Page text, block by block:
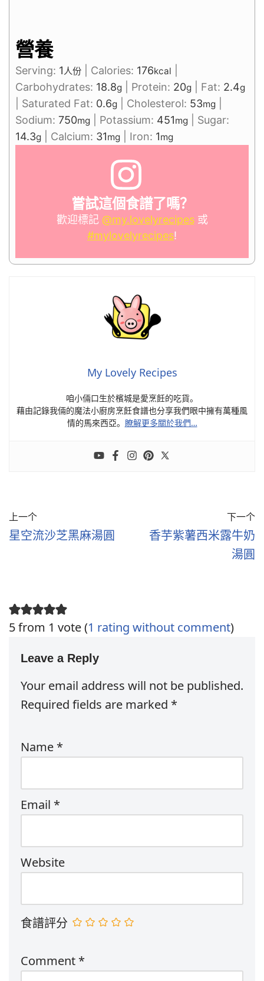
營養
Serving: 1 人份 Calories: 176kcal
Carbohydrates: 18.8g Protein: 20g Fat: 2.4g
Saturated Fat: 0.6g Cholesterol: 53mg
Sodium: 750mg Potassium: 451mg
Sugar:
14.3g Calcium: 31mg Iron: 1mg
嘗試這個食譜了嗎？
歡迎標記 @my.lovelyrecipes或
#mylovelyrecipes!
My Lovely Recipes
咱小倆口生於檳城是愛烹飪的吃貨。
藉由記錄我倆的魔法小廚房烹飪食譜也分享我們眼中擁有萬種風
情的馬來西亞。 瞭解更多關於我們…
上一个
星空流沙芝黑麻湯圓
下一个
香芋紫薯西米露牛奶
湯圓
5 from 1 vote (1 rating without comment)
Leave a Reply
Your email address will not be published.
Required fields are marked *
Name *
Email *
Website
食譜評分
Comment *